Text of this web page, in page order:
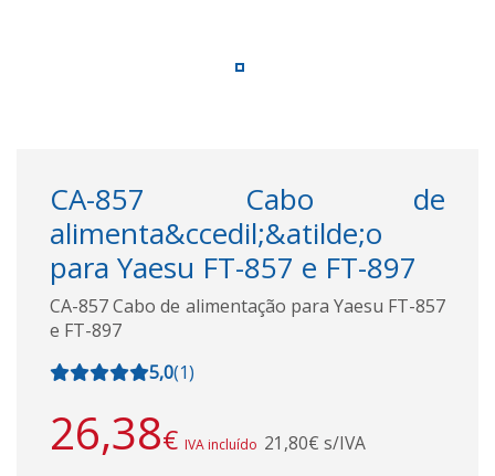
CA-857 Cabo de
alimenta&ccedil;&atilde;o
para Yaesu FT-857 e FT-897
CA-857 Cabo de alimentação para Yaesu FT-857
e FT-897
5,0(1)
26,38€ IVA incluído 21,80€ s/IVA